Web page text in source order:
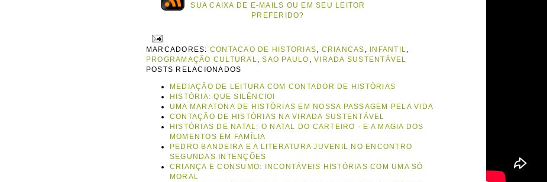
SUA CAIXA DE E-MAILS OU EM SEU LEITOR
PREFERIDO?
MARCADORES: CONTACAO DE HISTORIAS, CRIANCAS , INFANTIL,
PROGRAMAÇÃO CULTURAL,SAO PAULO ,VIRADA SUSTENTÁVEL
POSTS RELACIONADOS
MEDIAÇÃO DE LEITURA COM CONTADOR DE HISTÓRIAS
HISTÓRIA: QUE SILÊNCIO!
UMA MARATONA DE HISTÓRIAS EM NOSSA PASSAGEM PELA VIDA
CONTAÇÃO DE HISTÓRIAS NA VIRADA SUSTENTÁVEL
HISTÓRIAS DE NATAL: O NATAL DO CARTEIRO - E A MAGIA DOS
MOMENTOS EM FAMÍLIA
PEDRO BANDEIRA E A LITERATURA JUVENIL NO ENCONTRO
SEGUNDAS INTENÇÕES
CRIANÇA E CONSUMO: INCONTÁVEIS HISTÓRIAS COM UMA SÓ
MORAL